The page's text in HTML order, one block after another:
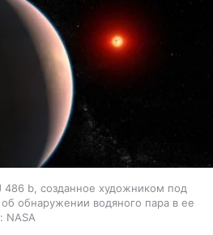
b, созданное художником под
обнаружении водяного пара в ее
NASA